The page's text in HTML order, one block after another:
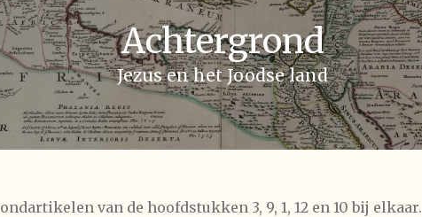
Achtergrond
Jezus en het Joodse land
van de hoofdstukken 3, 9, 1, 12 en 10 bij elkaar.